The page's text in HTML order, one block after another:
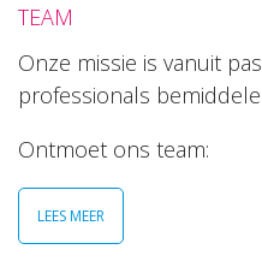
TEAM
Onze missie is vanuit
professionals
Ontmoet ons team:
LEES MEER